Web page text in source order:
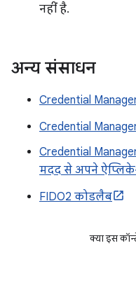
नहीं है.
अन्य संसाधन
Credential
Credential
Credential
मदद से अपने
FIDO2 कोडलैब
क्या इस